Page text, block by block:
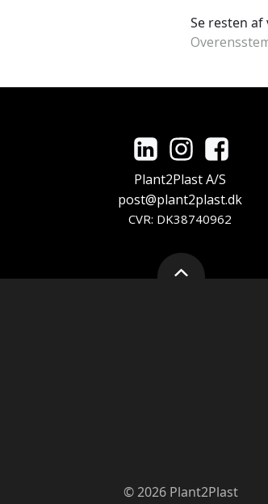
Se resten af
Plant2Plast A/S
post@plant2plast.dk
CVR: DK38740962
© 2026 Plant2Plast